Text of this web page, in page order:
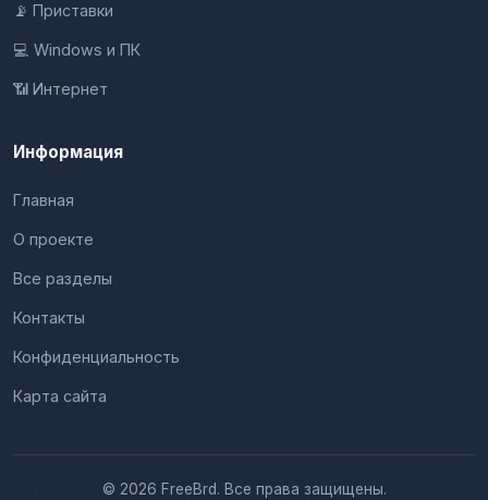
📡 Приставки
💻 Windows и ПК
📶 Интернет
Информация
Главная
О проекте
Все разделы
Контакты
Конфиденциальность
Карта сайта
© 2026 FreeBrd. Все права защищены.